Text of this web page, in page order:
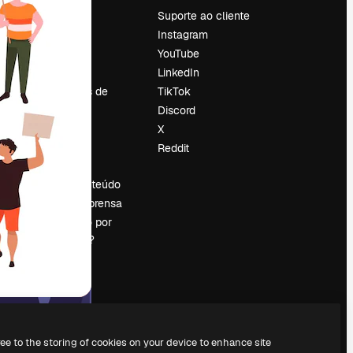
Preços
Sobre nós
Tendências de
Blog
Eventos
Slidesgo
Vender conteúdo
Sala de imprensa
Procurando por
magnific.ai?
Suporte ao cliente
Instagram
YouTube
LinkedIn
TikTok
Discord
X
Reddit
to the storing of cookies on your device to enhance site